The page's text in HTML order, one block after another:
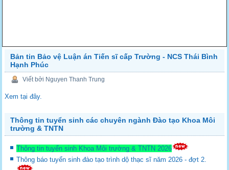
Bản tin Bảo vệ Luận án Tiến sĩ cấp Trường - NCS Thái Bình
Hạnh Phúc
Viết bởi Nguyen Thanh Trung
Xem tại đây.
Thông tin tuyển sinh các chuyên ngành Đào tạo Khoa Môi
trường & TNTN
Thông tin tuyển sinh Khoa Môi trường & TNTN 2026
Thông báo tuyển sinh đào tạo trình dộ thạc sĩ năm 2026 - đợt 2.